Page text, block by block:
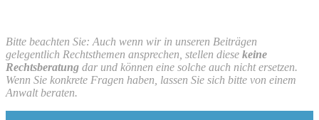
Bitte beachten Sie: Auch wenn wir in unseren Beiträgen
gelegentlich Rechtsthemen ansprechen, stellen diese keine
Rechtsberatung dar und können eine solche auch nicht ersetzen.
Wenn Sie konkrete Fragen haben, lassen Sie sich bitte von einem
Anwalt beraten.